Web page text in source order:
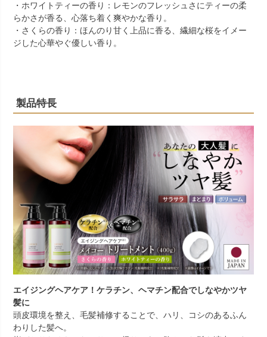
・ホワイトティーの香り：レモンのフレッシュさにティーの柔
らかさが香る、心落ち着く爽やかな香り。
・さくらの香り：ほんのり甘く上品に香る、繊細な桜をイメー
ジした心華やぐ優しい香り。
製品特長
エイジングヘアケア！ケラチン、ヘマチン配合でしなやかツヤ
髪に
頭皮環境を整え、毛髪補修することで、ハリ、コシのあるふん
わりした髪へ。